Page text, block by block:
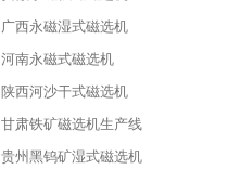
广西永磁湿式磁选机
河南永磁式磁选机
陕西河沙干式磁选机
甘肃铁矿磁选机生产线
贵州黑钨矿湿式磁选机